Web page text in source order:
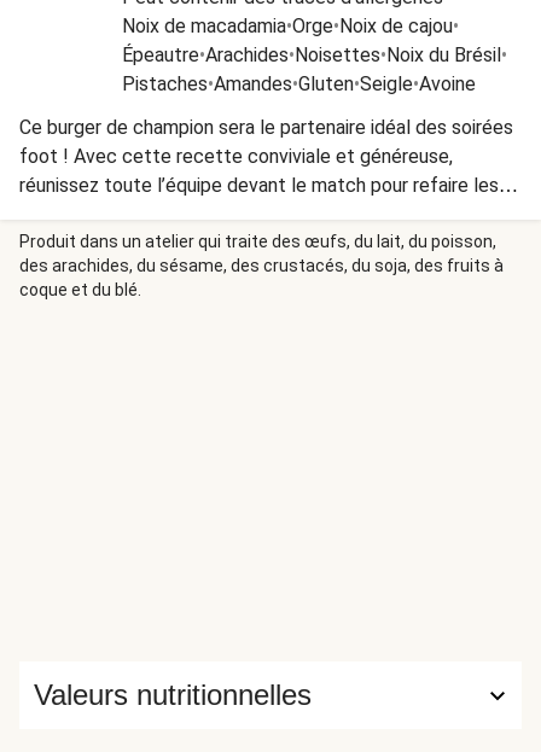
Noix de macadamia•Orge•Noix de cajou•
Épeautre•Arachides•Noisettes•Noix du Brésil•
Pistaches•Amandes•Gluten•Seigle•Avoine
Ce burger de champion sera le partenaire idéal des soirées
foot ! Avec cette recette conviviale et généreuse,
réunissez toute l’équipe devant le match pour refaire les
actions à la mi-temps et célébrer chaque but autour d’un
vrai burger de caractère.
Produit dans un atelier qui traite des œufs, du lait, du poisson,
des arachides, du sésame, des crustacés, du soja, des fruits à
coque et du blé.
Valeurs nutritionnelles